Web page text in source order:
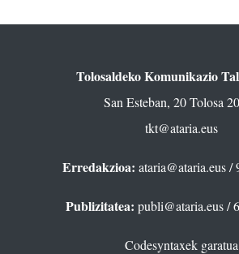
Tolosaldeko Komunikazio
San Esteban, 20 Tolosa
tkt@ataria.eus
Erredakzioa: ataria@ataria.eus/
Publizitatea: publi@ataria.eus/
Codesyntaxek garatua